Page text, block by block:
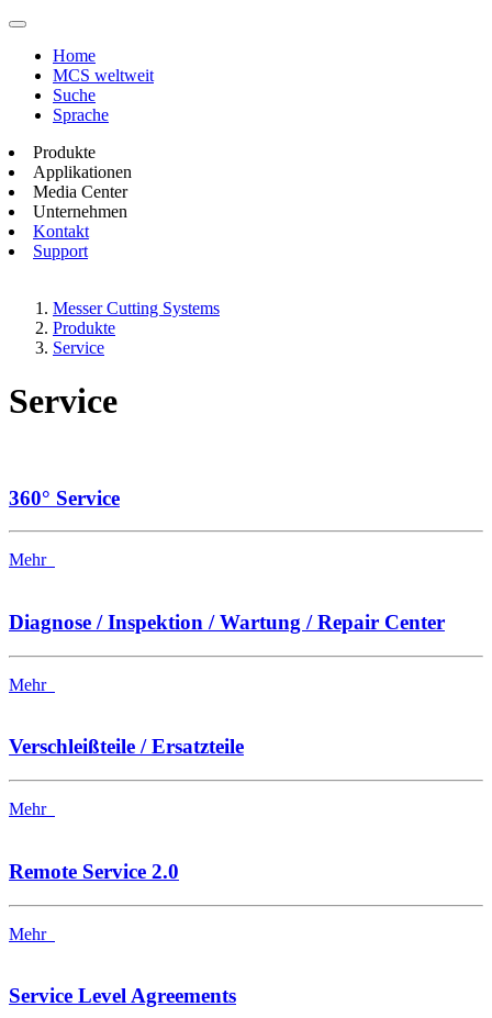
Home
MCS weltweit
Suche
Sprache
Produkte
Applikationen
Media Center
Unternehmen
Kontakt
Support
Messer Cutting Systems
Produkte
Service
Service
360° Service
Mehr
Diagnose / Inspektion / Wartung / Repair Center
Mehr
Verschleißteile / Ersatzteile
Mehr
Remote Service 2.0
Mehr
Service Level Agreements